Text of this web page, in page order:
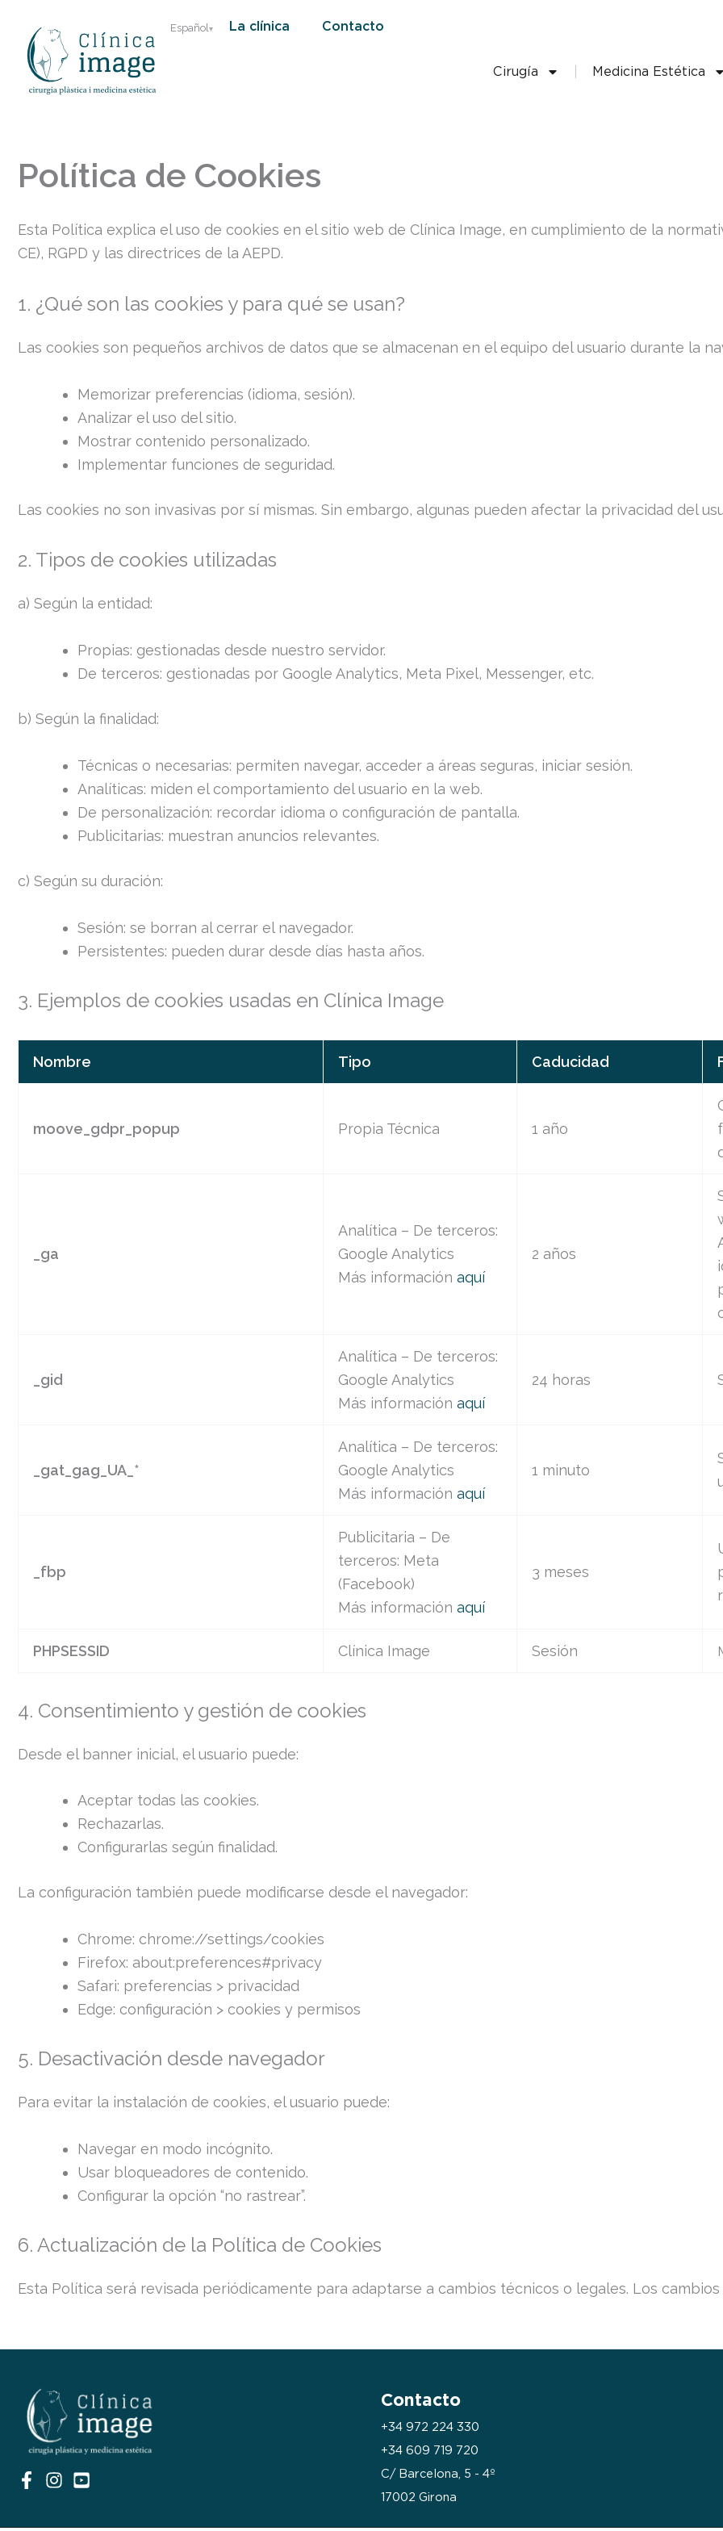
contenido
Español La clínica Contacto
Cirugía Medicina Estética
Política de Cookies
Esta Política explica el uso de cookies en el sitio web de Clínica Image, en cumplimiento de la
CE), RGPD y las directrices de la AEPD.
1. ¿Qué son las cookies y para qué se usan?
Las cookies son pequeños archivos de datos que se almacenan en el equipo del usuario durante la
Memorizar preferencias (idioma, sesión).
Analizar el uso del sitio.
Mostrar contenido personalizado.
Implementar funciones de seguridad.
Las cookies no son invasivas por sí mismas. Sin embargo, algunas pueden afectar la privacidad del
2. Tipos de cookies utilizadas
a) Según la entidad:
Propias: gestionadas desde nuestro servidor.
De terceros: gestionadas por Google Analytics, Meta Pixel, Messenger, etc.
b) Según la finalidad:
Técnicas o necesarias: permiten navegar, acceder a áreas seguras, iniciar sesión.
Analíticas: miden el comportamiento del usuario en la web.
De personalización: recordar idioma o configuración de pantalla.
Publicitarias: muestran anuncios relevantes.
c) Según su duración:
Sesión: se borran al cerrar el navegador.
Persistentes: pueden durar desde días hasta años.
3. Ejemplos de cookies usadas en Clínica Image
Nombre Tipo Caducidad
moove_gdpr_popup Propia Técnica 1 año
_ga
Analítica – De terceros:
Google Analytics
Más información aquí
2 años
_gid
Analítica – De terceros:
Google Analytics
Más información aquí
24 horas
_gat_gag_UA_*
Analítica – De terceros:
Google Analytics
Más información aquí
1 minuto
_fbp
Publicitaria – De
terceros: Meta
(Facebook)
Más información aquí
3 meses
PHPSESSID Clínica Image Sesión
4. Consentimiento y gestión de cookies
Desde el banner inicial, el usuario puede:
Aceptar todas las cookies.
Rechazarlas.
Configurarlas según finalidad.
La configuración también puede modificarse desde el navegador:
Chrome: chrome://settings/cookies
Firefox: about:preferences#privacy
Safari: preferencias > privacidad
Edge: configuración > cookies y permisos
5. Desactivación desde navegador
Para evitar la instalación de cookies, el usuario puede:
Navegar en modo incógnito.
Usar bloqueadores de contenido.
Configurar la opción “no rastrear”.
6. Actualización de la Política de Cookies
Esta Política será revisada periódicamente para adaptarse a cambios técnicos o legales. Los
Contacto
+34 972 224 330
+34 609 719 720
C/ Barcelona, 5 - 4º
17002 Girona